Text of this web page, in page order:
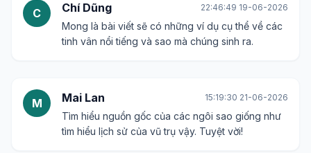
C Chí Dũng 22:46:49 19-06-2026
Mong là bài viết sẽ có những ví dụ cụ thể về các
tinh vân nổi tiếng và sao mà chúng sinh ra.
M Mai Lan 15:19:30 21-06-2026
Tìm hiểu nguồn gốc của các ngôi sao giống như
tìm hiểu lịch sử của vũ trụ vậy. Tuyệt vời!